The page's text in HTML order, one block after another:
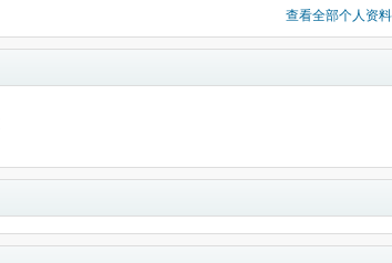
查看全部个人资料